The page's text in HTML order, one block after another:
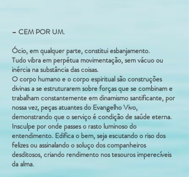
– CEM POR UM.
Ócio, em qualquer parte, constitui esbanjamento.
Tudo vibra em perpétua movimentação, sem vácuo ou
inércia na substância das coisas.
O corpo humano e o corpo espiritual são construções
divinas a se estruturarem sobre forças que se combinam e
trabalham constantemente em dinamismo santificante, por
nossa vez, peças atuantes do Evangelho Vivo,
demonstrando que o serviço é condição de saúde eterna.
Insculpe por onde passes o rasto luminoso do
entendimento. Edifica o bem, seja escutando o riso dos
felizes ou assinalando o soluço dos companheiros
desditosos, criando rendimento nos tesouros imperecíveis
da alma.